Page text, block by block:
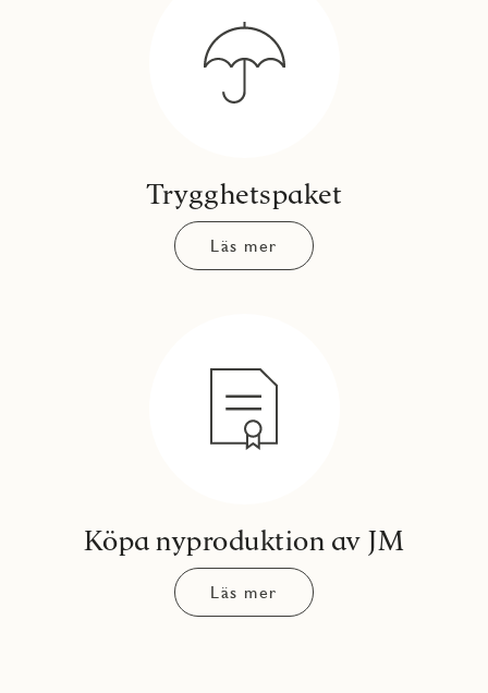
Trygghetspaket
Läs mer
Köpa nyproduktion av JM
Läs mer